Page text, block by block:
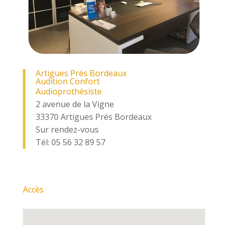
Artigues Prés Bordeaux
Audition Confort
Audioprothésiste
2 avenue de la Vigne
33370 Artigues Prés Bordeaux
Sur rendez-vous
Tél: 05 56 32 89 57
Accès